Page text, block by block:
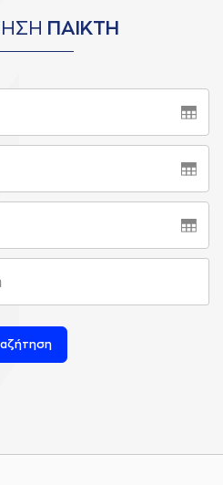
ΠΑΙΚΤΗ